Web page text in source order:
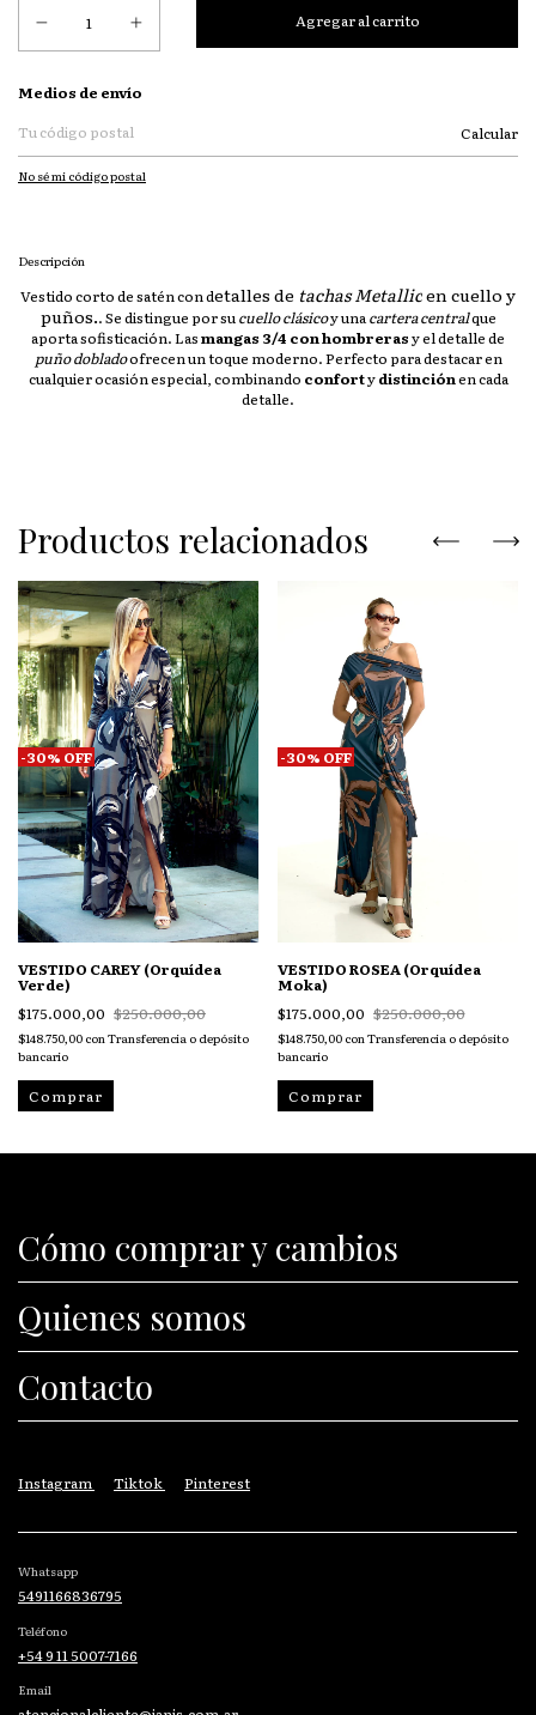
Entregas para el CP:
Medios de envío
Calcular
No sé mi código postal
Descripción
Vestido corto de satén con detalles de tachas Metallicen cuello y
puños.. Se distingue por sucuello clásicoy unacartera centralque
aporta sofisticación. Lasmangas 3/4 con hombrerasy el detalle de
puño dobladoofrecen un toque moderno. Perfecto para destacar en
cualquier ocasión especial, combinando confortydistinciónen cada
detalle.
Productos relacionados
-30% OFF
VESTIDO CAREY (Orquídea
Verde)
$175.000,00 $250.000,00
$148.750,00 con Transferencia o depósito
bancario
Comprar
-30% OFF
VESTIDO ROSEA (Orquídea
Moka)
$175.000,00 $250.000,00
$148.750,00 con Transferencia o depósito
bancario
Comprar
Cómo comprar y cambios
Quienes somos
Contacto
Instagram Tiktok Pinterest
Whatsapp
5491166836795
Teléfono
+54 9 11 5007-7166
Email